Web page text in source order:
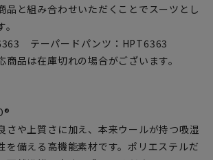
品と組み合わせいただくことでスーツとし
テーパードパンツ：HPT6363
品は在庫切れの場合がございます。
さや上質さに加え、本来ウールが持つ吸湿
を備える高機能素材です。ポリエステルだ